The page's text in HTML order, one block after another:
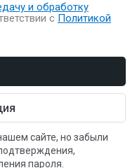
и обработку
с Политикой
сайте, но забыли
пароля.